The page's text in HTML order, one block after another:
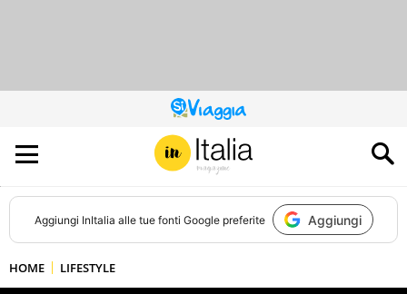
QUESTO
SITO
CONTRIBUISCE
ALL’AUDIENCE
DI
Aggiungi InItalia alle tue fonti Google preferite Aggiungi
HOME LIFESTYLE